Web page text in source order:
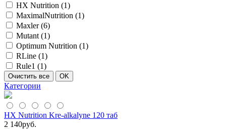
HX Nutrition (1)
MaximalNutrition (1)
Maxler (6)
Mutant (1)
Optimum Nutrition (1)
RLine (1)
Rule1 (1)
Категории
HX Nutrition Kre-alkalyne 120 таб
2 140руб.